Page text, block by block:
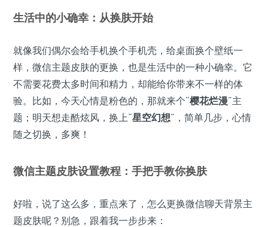
生活中的小确幸：从换肤开始
就像我们偶尔会给手机换个手机壳，给桌面换个壁纸一
样，微信主题皮肤的更换，也是生活中的一种小确幸。它
不需要花费太多时间和精力，却能给你带来不一样的体
验。比如，今天心情是粉色的，那就来个“樱花烂漫”主
题；明天想走酷炫风，换上“星空幻想”，简单几步，心情
随之切换，多爽！
微信主题皮肤设置教程：手把手教你换肤
好啦，说了这么多，重点来了，怎么更换微信聊天背景主
题皮肤呢？别急，跟着我一步步来：